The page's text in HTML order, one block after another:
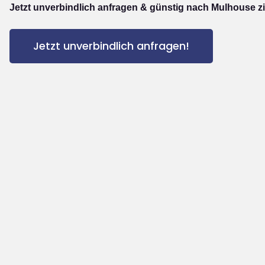
Jetzt unverbindlich anfragen & günstig nach Mulhouse
Jetzt unverbindlich anfragen!